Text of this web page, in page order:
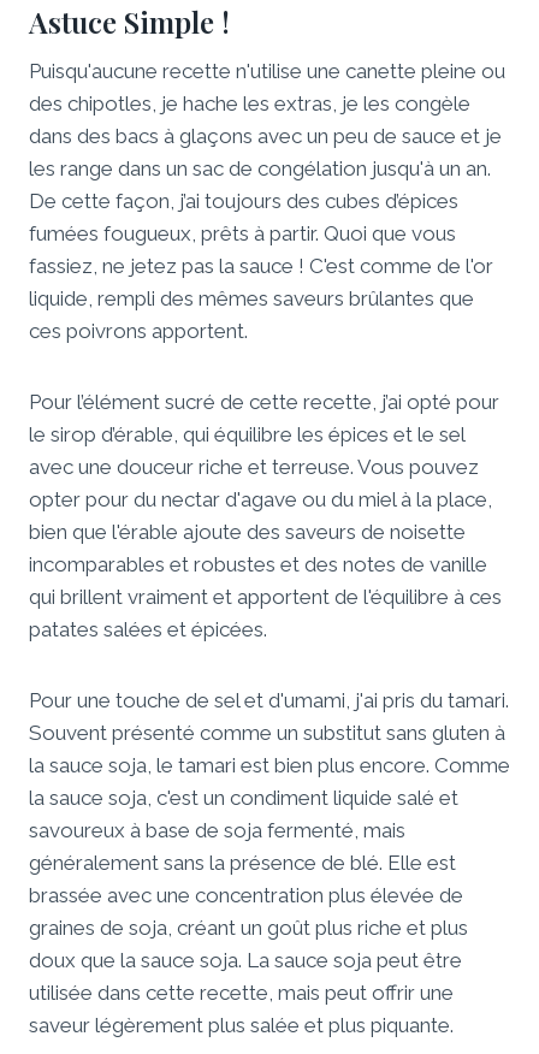
Astuce Simple !
Puisqu'aucune recette n'utilise une canette pleine ou
des chipotles, je hache les extras, je les congèle
dans des bacs à glaçons avec un peu de sauce et je
les range dans un sac de congélation jusqu'à un an.
De cette façon, j’ai toujours des cubes d’épices
fumées fougueux, prêts à partir. Quoi que vous
fassiez, ne jetez pas la sauce ! C'est comme de l'or
liquide, rempli des mêmes saveurs brûlantes que
ces poivrons apportent.
Pour l’élément sucré de cette recette, j’ai opté pour
le sirop d’érable, qui équilibre les épices et le sel
avec une douceur riche et terreuse. Vous pouvez
opter pour du nectar d'agave ou du miel à la place,
bien que l'érable ajoute des saveurs de noisette
incomparables et robustes et des notes de vanille
qui brillent vraiment et apportent de l'équilibre à ces
patates salées et épicées.
Pour une touche de sel et d'umami, j'ai pris du tamari.
Souvent présenté comme un substitut sans gluten à
la sauce soja, le tamari est bien plus encore. Comme
la sauce soja, c'est un condiment liquide salé et
savoureux à base de soja fermenté, mais
généralement sans la présence de blé. Elle est
brassée avec une concentration plus élevée de
graines de soja, créant un goût plus riche et plus
doux que la sauce soja. La sauce soja peut être
utilisée dans cette recette, mais peut offrir une
saveur légèrement plus salée et plus piquante.